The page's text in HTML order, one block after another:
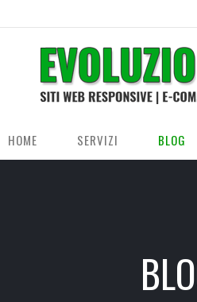
HOME SERVIZI BLOG